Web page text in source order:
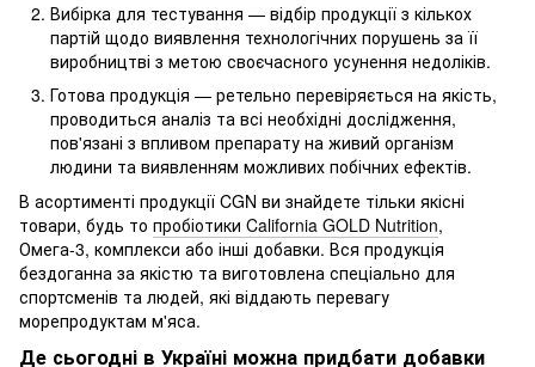
Вибірка для тестування — відбір продукції з кількох
партій щодо виявлення технологічних порушень за її
виробництві з метою своєчасного усунення недоліків.
Готова продукція — ретельно перевіряється на якість,
проводиться аналіз та всі необхідні дослідження,
пов'язані з впливом препарату на живий організм
людини та виявленням можливих побічних ефектів.
В асортименті продукції CGN ви знайдете тільки якісні
товари, будь то пробіотики California GOLD Nutrition,
Омега-3, комплекси або інші добавки. Вся продукція
бездоганна за якістю та виготовлена спеціально для
спортсменів та людей, які віддають перевагу
морепродуктам м'яса.
Де сьогодні в Україні можна придбати добавки